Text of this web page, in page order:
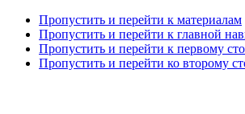
Пропустить и перейти к материалам
Пропустить и перейти к главной
Пропустить и перейти к первому
Пропустить и перейти ко второму